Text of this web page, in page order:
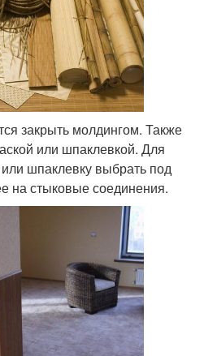
закрыть молдингом. Также
или шпаклевкой. Для
шпаклевку выбрать под
на стыковые соединения.